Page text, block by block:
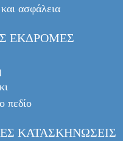
ασφάλεια
ΕΚΔΡΟΜΈΣ
πεδίο
ΚΑΤΑΣΚΗΝΏΣΕΙΣ